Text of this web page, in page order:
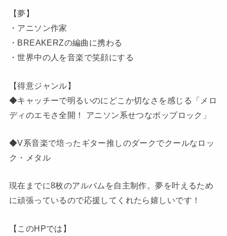
【夢】
・アニソン作家
・BREAKERZの編曲に携わる
・世界中の人を音楽で笑顔にする
【得意ジャンル】
◆キャッチーで明るいのにどこか切なさを感じる「メロ
ディのエモさ全開！ アニソン系せつなポップロック」
◆V系音楽で培ったギター推しのダークでクールなロッ
ク・メタル
現在までに8枚のアルバムを自主制作。夢を叶えるため
に頑張っているので応援してくれたら嬉しいです！
【このHPでは】